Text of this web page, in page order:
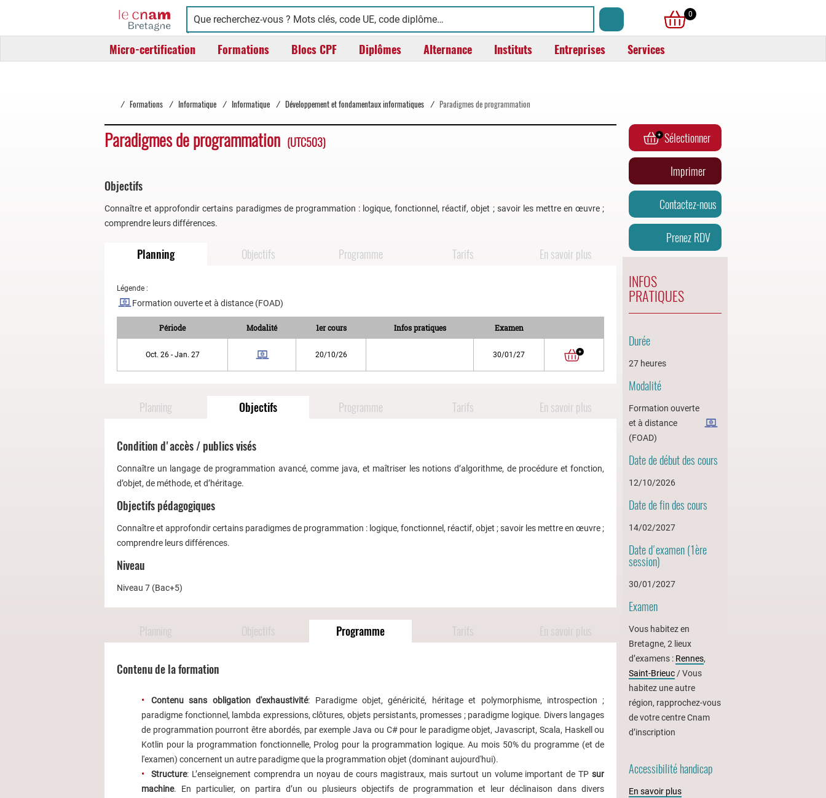
Cnam
Bretagne
Conservatoire
national
des
arts
0
Micro-certification Formations Blocs CPF Diplômes Alternance Instituts Entreprises Services
/ Formations / Informatique / Informatique / Développement et fondamentaux informatiques / Paradigmes de programmation
Paradigmes de programmation (UTC503)
Objectifs
Connaître et approfondir certains paradigmes de programmation : logique, fonctionnel, réactif, objet ; savoir les mettre en œuvre ;
comprendre leurs différences.
Planning Objectifs Programme Tarifs En savoir plus
Légende :
Formation ouverte et à distance (FOAD)
Période Modalité 1er cours Infos pratiques Examen
Oct. 26 - Jan. 27 20/10/26 30/01/27
Planning Objectifs Programme Tarifs En savoir plus
Condition d'accès / publics visés
Connaître un langage de programmation avancé, comme java, et maîtriser les notions d’algorithme, de procédure et fonction,
d’objet, de méthode, et d’héritage.
Objectifs pédagogiques
Connaître et approfondir certains paradigmes de programmation : logique, fonctionnel, réactif, objet ; savoir les mettre en œuvre ;
comprendre leurs différences.
Niveau
Niveau 7 (Bac+5)
Planning Objectifs Programme Tarifs En savoir plus
Contenu de la formation
Contenu sans obligation d'exhaustivité: Paradigme objet, généricité, héritage et polymorphisme, introspection ;
paradigme fonctionnel, lambda expressions, clôtures, objets persistants, promesses ; paradigme logique. Divers langages
de programmation pourront être abordés, par exemple Java ou C# pour le paradigme objet, Javascript, Scala, Haskell ou
Kotlin pour la programmation fonctionnelle, Prolog pour la programmation logique. Au mois 50% du programme (et de
l'examen) concernent un autre paradigme que la programmation objet (dominant aujourd'hui).
Structure: L’enseignement comprendra un noyau de cours magistraux, mais surtout un volume important de TPsur
machine. En particulier, on partira d’un ou plusieurs objectifs de programmation et leur déclinaison dans divers
Sélectionner
Imprimer
Contactez-nous
Prenez RDV
INFOS
PRATIQUES
Durée
27 heures
Modalité
Formation ouverte
et à distance
(FOAD)
Date de début des cours
12/10/2026
Date de fin des cours
14/02/2027
Date d'examen (1ère
session)
30/01/2027
Examen
Vous habitez en
Bretagne, 2 lieux
d’examens : Rennes,
Saint-Brieuc / Vous
habitez une autre
région, rapprochez-vous
de votre centre Cnam
d’inscription
Accessibilité handicap
En savoir plus